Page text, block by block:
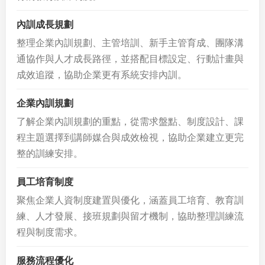
內訓成長規劃
整理企業內訓規劃、主管培訓、新手主管育成、團隊溝
通協作與人才成長路徑，並搭配目標設定、行動計畫與
成效追蹤，協助企業更有系統安排內訓。
企業內訓規劃
了解企業內訓規劃的重點，從需求盤點、制度設計、課
程主題選擇到講師媒合與成效檢視，協助企業建立更完
整的訓練安排。
員工培育制度
聚焦企業人資制度建置與優化，涵蓋員工培育、教育訓
練、人才發展、接班規劃與留才機制，協助整理訓練流
程與制度需求。
服務流程優化